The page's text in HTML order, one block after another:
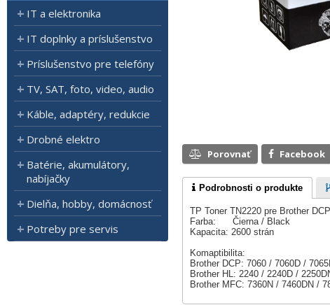
IT a elektronika
IT doplnky a príslušenstvo
Príslušenstvo pre telefóny
TV, SAT, foto, video, audio
Káble, adaptéry, redukcie
Drobné elektro
Batérie, akumulátory,
nabíjačky
Dielňa, hobby, domácnosť
Potreby pre servis
Porovnať Facebook
Podrobnosti o produkte
TP Toner TN2220 pre Brother
Farba: Čierna / Black
Kapacita: 2600 strán
Komaptibilita:
Brother DCP: 7060 / 7060D /
Brother HL: 2240 / 2240D /
Brother MFC: 7360N / 7460DN /